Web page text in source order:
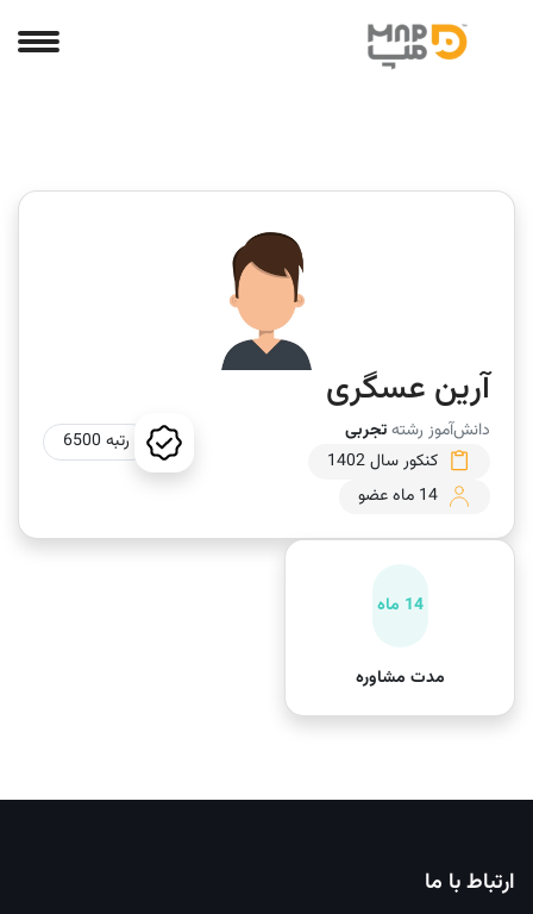
آرین عسگری
دانش‌آموز رشتهتجربی
کنکور سال 1402
14 ماه عضو
رتبه 6500
14 ماه
مدت مشاوره
ارتباط با ما